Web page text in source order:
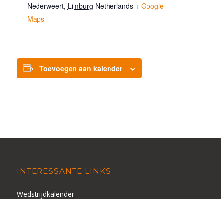
Nederweert, Limburg Netherlands + Google
Maps
Toevoegen aan kalender
INTERESSANTE LINKS
Wedstrijdkalender